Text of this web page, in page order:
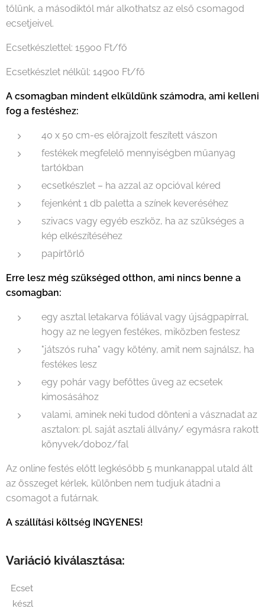
tőlünk, a másodiktól már alkothatsz az első csomagod
ecsetjeivel.
Ecsetkészlettel: 15900 Ft/fő
Ecsetkészlet nélkül: 14900 Ft/fő
A csomagban mindent elküldünk számodra, ami kelleni
fog a festéshez:
40 x 50 cm-es előrajzolt feszített vászon
festékek megfelelő mennyiségben műanyag
tartókban
ecsetkészlet – ha azzal az opcióval kéred
fejenként 1 db paletta a színek keveréséhez
szivacs vagy egyéb eszköz, ha az szükséges a
kép elkészítéséhez
papírtörlő
Erre lesz még szükséged otthon, ami nincs benne a
csomagban:
egy asztal letakarva fóliával vagy újságpapírral,
hogy az ne legyen festékes, miközben festesz
"játszós ruha" vagy kötény, amit nem sajnálsz, ha
festékes lesz
egy pohár vagy befőttes üveg az ecsetek
kimosásához
valami, aminek neki tudod dönteni a vásznadat az
asztalon: pl. saját asztali állvány/ egymásra rakott
könyvek/doboz/fal
Az online festés előtt legkésőbb 5 munkanappal utald ált
az összeget kérlek, különben nem tudjuk átadni a
csomagot a futárnak.
A szállítási költség INGYENES!
Variáció kiválasztása:
Ecset
készl